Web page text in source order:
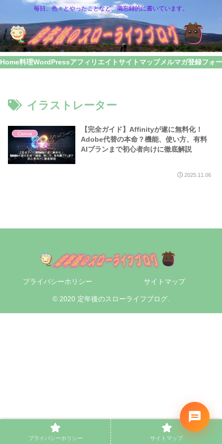
毎日、色々とやったことなど、備忘録的に書いています。
Home料理WordPressアフィリエイトサイトマップメルマガ登録フォ
イラストレーター
Canva
【完全ガイド】Affinityが遂に無料化！
Adobe代替の本命？機能、使い方、有料
AIプランまで初心者向けに徹底解説
2025.11.06
プライバシーホリシー サイトマップ
© 2020 定年後のスローライフブログ.
プライバシーホリシー サイトマップ